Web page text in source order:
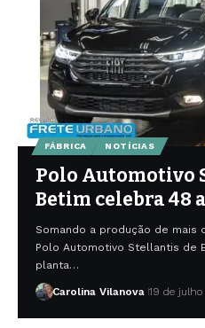
FÁBRICA NOTÍCIAS
Polo Automotivo
Betim celebra 48
Somando a produção de mais
Polo Automotivo Stellantis de
planta…
Carolina Vilanova 19 de